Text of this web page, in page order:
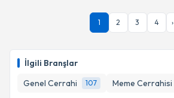
İlgili Branşlar
Genel Cerrahi
107 Meme Cerrahisi
1 2 3 4 ›